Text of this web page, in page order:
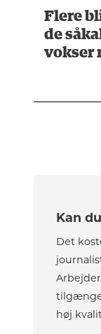
Flere
de
vokser
Kan
Det
høj